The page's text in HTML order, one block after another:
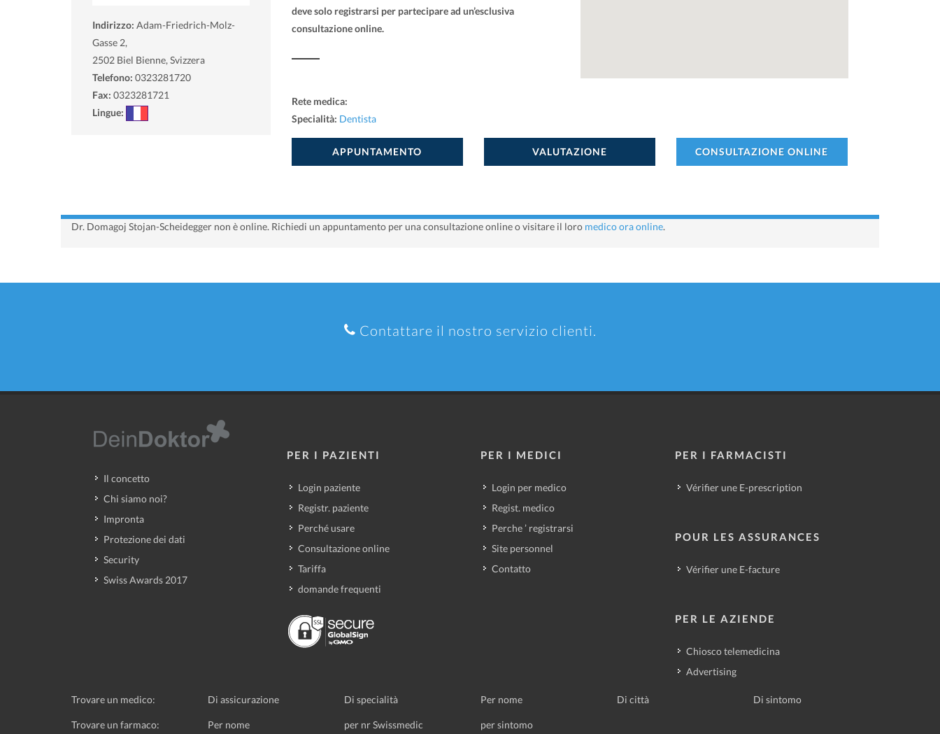
Indirizzo: Adam-Friedrich-Molz-
Gasse 2,
2502 Biel Bienne, Svizzera
Telefono: 0323281720
Fax: 0323281721
Lingue:
deve solo registrarsi per partecipare ad un’esclusiva
consultazione online.
Rete medica:
Specialità: Dentista
APPUNTAMENTO VALUTAZIONE CONSULTAZIONE ONLINE
Dr. Domagoj Stojan-Scheidegger non è online. Richiedi un appuntamento per una consultazione online o visitare il loro medico ora online.
Contattare il nostro servizio clienti.
Il concetto
Chi siamo noi?
Impronta
Protezione dei dati
Security
Swiss Awards 2017
PER I PAZIENTI
Login paziente
Registr. paziente
Perché usare
Consultazione online
Tariffa
domande frequenti
PER I MEDICI
Login per medico
Regist. medico
Perche ’ registrarsi
Site personnel
Contatto
PER I FARMACISTI
Vérifier une E-prescription
POUR LES ASSURANCES
Vérifier une E-facture
PER LE AZIENDE
Chiosco telemedicina
Advertising
Trovare un medico: Di assicurazione Di specialità Per nome Di città Di sintomo
Trovare un farmaco: Per nome per nr Swissmedic per sintomo